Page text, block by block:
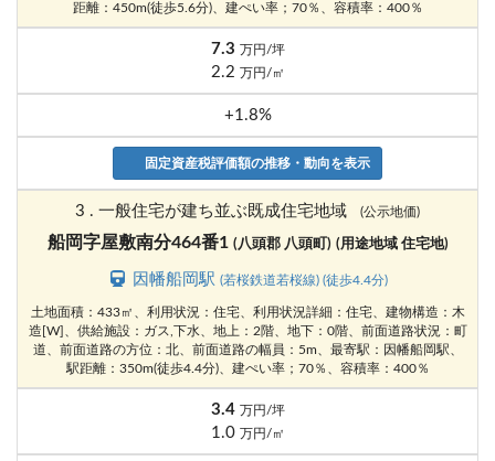
距離：450m(徒歩5.6分)、建ぺい率；70％、容積率：400％
7.3 万円/坪
2.2 万円/㎡
+1.8%
固定資産税評価額の推移・動向を表示
3 . 一般住宅が建ち並ぶ既成住宅地域 (公示地価)
船岡字屋敷南分464番1 (八頭郡 八頭町) (用途地域 住宅地)
因幡船岡駅(若桜鉄道若桜線) (徒歩4.4分)
土地面積：433㎡、利用状況：住宅、利用状況詳細：住宅、建物構造：木
造[W]、供給施設：ガス,下水、地上：2階、地下：0階、前面道路状況：町
道、前面道路の方位：北、前面道路の幅員：5m、最寄駅：因幡船岡駅、
駅距離：350m(徒歩4.4分)、建ぺい率；70％、容積率：400％
3.4 万円/坪
1.0 万円/㎡